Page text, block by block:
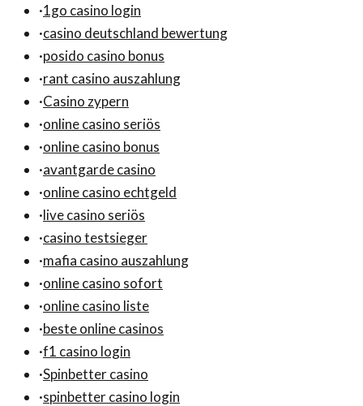
·1go casino login
·casino deutschland bewertung
·posido casino bonus
·rant casino auszahlung
·Casino zypern
·online casino seriös
·online casino bonus
·avantgarde casino
·online casino echtgeld
·live casino seriös
·casino testsieger
·mafia casino auszahlung
·online casino sofort
·online casino liste
·beste online casinos
·f1 casino login
·Spinbetter casino
·spinbetter casino login